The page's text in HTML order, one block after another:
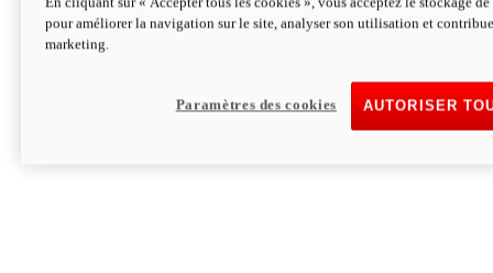
Hypermotard V2 SP 100
Découvrez-le
pour améliorer la navigation sur le site, analyser son utilisation et
marketing.
AUTORISER
Paramètres des cookies